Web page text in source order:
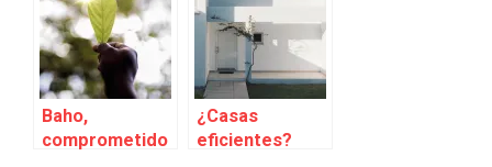
tu vivienda en
un hogar
eficiente,
sostenible y
saludable
agua de lluvia
Baho,
comprometido
¿Casas
eficientes?